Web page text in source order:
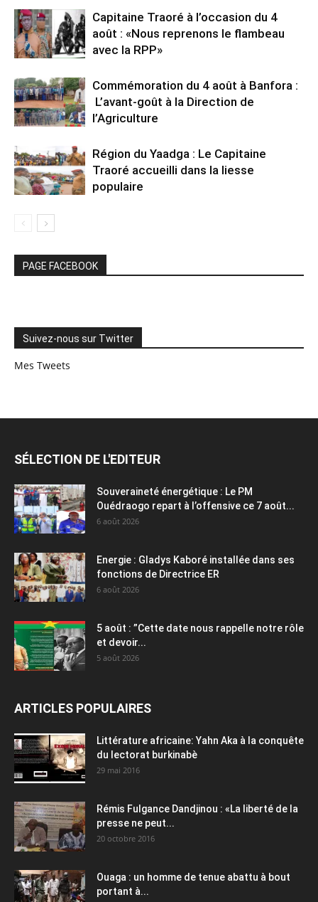
Capitaine Traoré à l’occasion du 4
août : «Nous reprenons le flambeau
avec la RPP»
Commémoration du 4 août à Banfora :
L’avant-goût à la Direction de
l’Agriculture
Région du Yaadga : Le Capitaine
Traoré accueilli dans la liesse
populaire
PAGE FACEBOOK
Suivez-nous sur Twitter
Mes Tweets
SÉLECTION DE L'EDITEUR
Souveraineté énergétique : Le PM
Ouédraogo repart à l’offensive ce 7 août...
6 août 2026
Energie : Gladys Kaboré installée dans ses
fonctions de Directrice ER
6 août 2026
5 août : ”Cette date nous rappelle notre rôle
et devoir...
5 août 2026
ARTICLES POPULAIRES
Littérature africaine: Yahn Aka à la conquête
du lectorat burkinabè
29 mai 2016
Rémis Fulgance Dandjinou : «La liberté de la
presse ne peut...
20 octobre 2016
Ouaga : un homme de tenue abattu à bout
portant à...